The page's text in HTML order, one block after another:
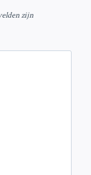
zijn